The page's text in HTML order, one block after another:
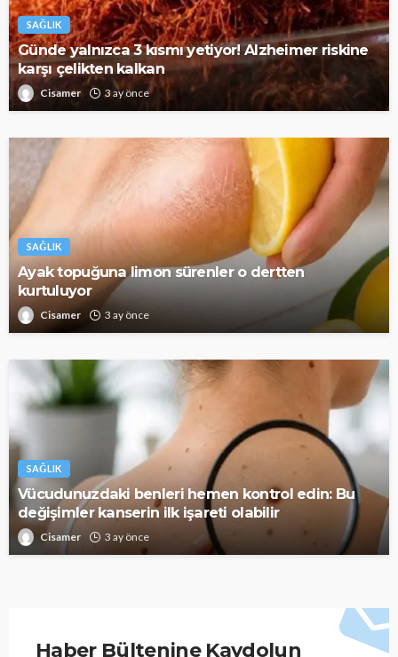
SAĞLIK
Günde yalnızca 3 kısmı yetiyor! Alzheimer riskine
karşı çelikten kalkan
Cisamer 3 ay önce
SAĞLIK
Ayak topuğuna limon sürenler o dertten
kurtuluyor
Cisamer 3 ay önce
SAĞLIK
Vücudunuzdaki benleri hemen kontrol edin: Bu
değişimler kanserin ilk işareti olabilir
Cisamer 3 ay önce
Haber Bültenine Kaydolun